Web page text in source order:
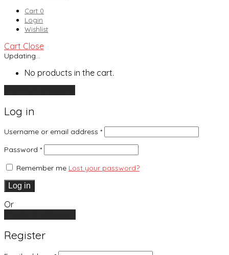
Cart 0
Login
Wishlist
Cart Close
Updating…
No products in the cart.
Log in
Username or email address *
Password *
Remember me Lost your password?
Log in
Or
Register